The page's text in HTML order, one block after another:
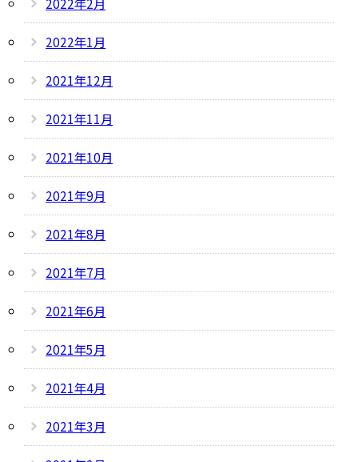
2022年1月
2021年12月
2021年11月
2021年10月
2021年9月
2021年8月
2021年7月
2021年6月
2021年5月
2021年4月
2021年3月